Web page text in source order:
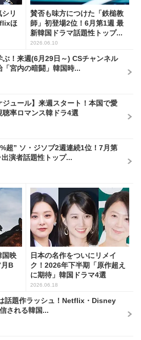
リ
ほ
賛否も味方につけた「鉄槌教
師」初登場2位！6月第1週 最
新韓国ドラマ話題性トップ...
2026.06.10
ぶ！来週(6月29日～) CSチャンネル
「宮内の暗闘」韓国時...
ジュール】来週スタート！本国で愛
聴率ロマンス韓ドラ4選
超” ソ・ジソブ2週連続1位！7月第
演者話題性トップ...
国映
B
日本の名作をついにリメイ
ク！2026年下半期「原作超え
に期待」韓国ドラマ4選
2026.06.18
話題作ラッシュ！Netflix・Disney
される韓国...